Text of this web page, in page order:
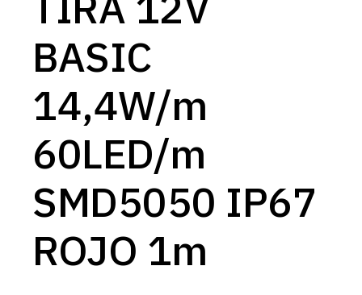
BASIC
14,4W/m
60LED/m
SMD5050 IP67
ROJO 1m